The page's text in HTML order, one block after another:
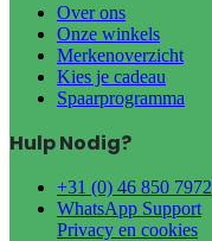
Over ons
Onze winkels
Merkenoverzicht
Kies je cadeau
Spaarprogramma
Hulp Nodig?
+31 (0) 46 850 7972
WhatsApp Support
Privacy en cookies